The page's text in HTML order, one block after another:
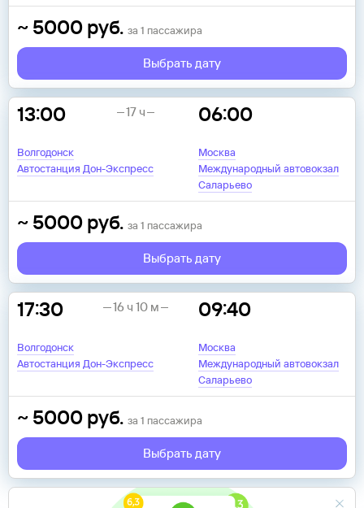
~ 5000 руб. за 1 пассажира
Выбрать дату
13:00
Волгодонск
Автостанция Дон-Экспресс
06:00
Москва
Международный автовокзал
Саларьево
17 ч
~ 5000 руб. за 1 пассажира
Выбрать дату
17:30
Волгодонск
Автостанция Дон-Экспресс
09:40
Москва
Международный автовокзал
Саларьево
16 ч 10 м
~ 5000 руб. за 1 пассажира
Выбрать дату